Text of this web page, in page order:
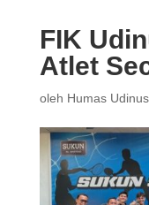
FIK
Atlet
oleh Humas Udinus